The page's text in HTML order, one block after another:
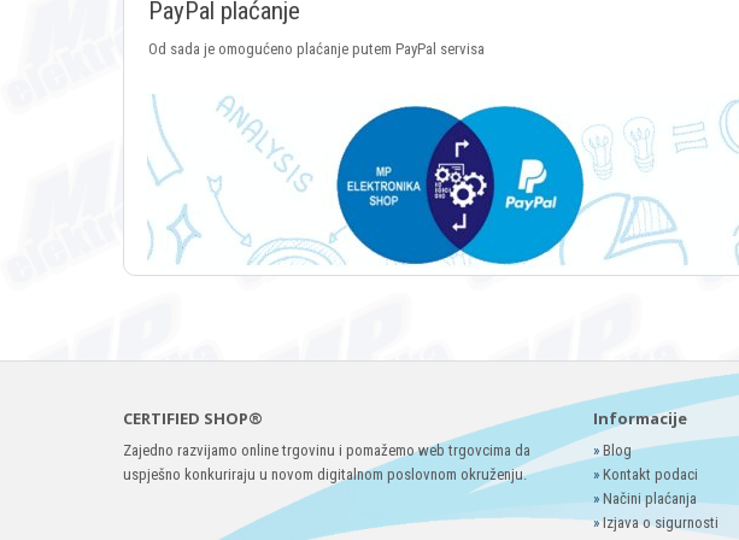
PayPal plaćanje
Od sada je omogućeno plaćanje putem PayPal servisa
CERTIFIED SHOP®
Zajedno razvijamo online trgovinu i pomažemo web trgovcima da
uspješno konkuriraju u novom digitalnom poslovnom okruženju.
Informacije
» Blog
» Kontakt podaci
» Načini plaćanja
»Izjava o sigurnosti